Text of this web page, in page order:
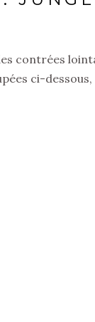
contrées
ci-dessous,